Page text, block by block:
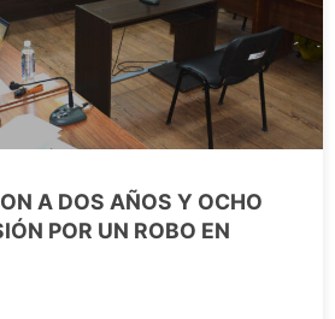
A DOS AÑOS Y OCHO
POR UN ROBO EN